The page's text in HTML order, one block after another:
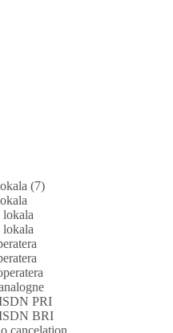
(7)
lokala
lokala
PRI
BRI